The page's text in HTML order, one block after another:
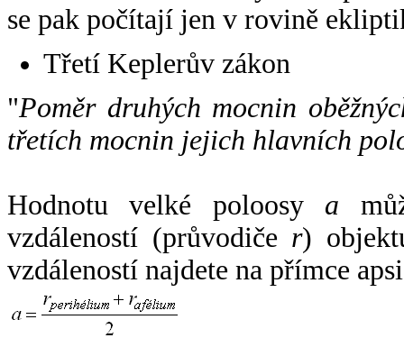
se pak počítají jen v rovině
Třetí Keplerův zákon
"Poměr druhých mocnin
třetích mocnin jejich hlavních
Hodnotu velké poloosy a
vzdáleností (průvodiče r)
vzdáleností najdete na přímce